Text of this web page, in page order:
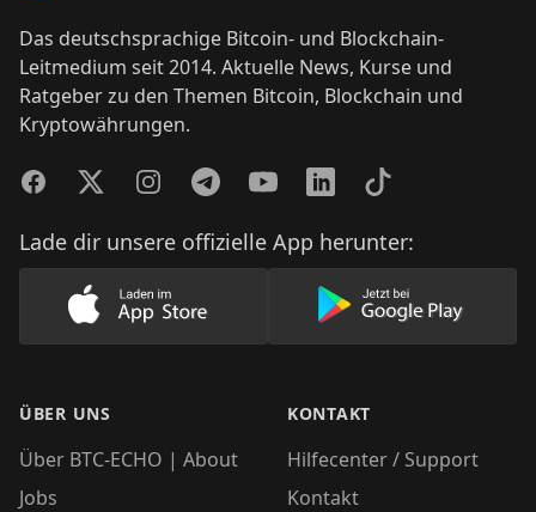
Das deutschsprachige Bitcoin- und Blockchain-
Leitmedium seit 2014. Aktuelle News, Kurse und
Ratgeber zu den Themen Bitcoin, Blockchain und
Kryptowährungen.
FacebookTwitterInstagramTelegramYouTubeLinkedInTikTok
Lade dir unsere offizielle App herunter:
Lade unsere App im AppStore herunter
Lade unsere
ÜBER UNS
Über BTC-ECHO | About
Jobs
KONTAKT
Hilfecenter / Support
Kontakt